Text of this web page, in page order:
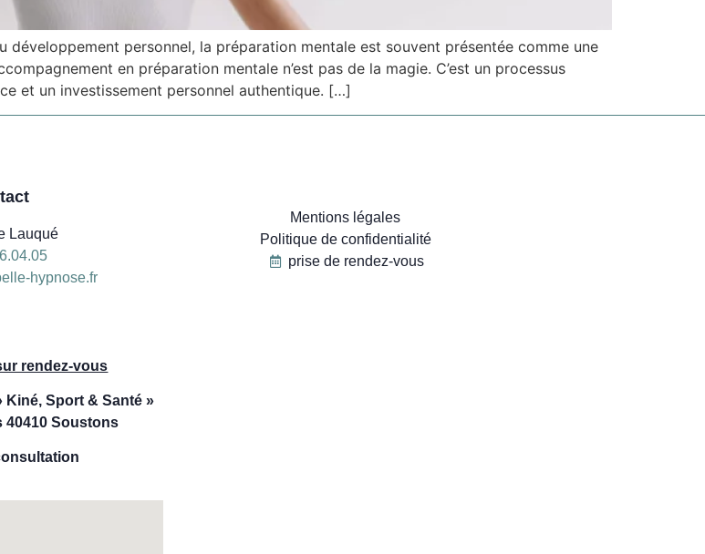
personnel, la préparation mentale est souvent présentée comme une
en préparation mentale n’est pas de la magie. C’est un processus
et un investissement personnel authentique. […]
Lauqué
hypnose.fr
rendez-vous
Kiné, Sport & Santé »
40410 Soustons
Mentions légales
Politique de confidentialité
prise de rendez-vous